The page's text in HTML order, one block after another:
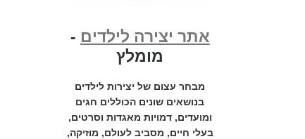
אתר יצירה לילדים -
מומלץ
מבחר עצום של יצירות לילדים
בנושאים שונים הכוללים חגים
ומועדים, דמויות מאגדות וסרטים,
בעלי חיים, מסביב לעולם, מוזיקה,